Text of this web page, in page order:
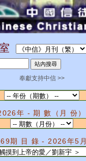
奉獻支持中信 >>
年 - 期 數（月 份）
期 目 錄 - 2026年5月